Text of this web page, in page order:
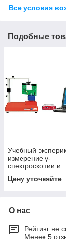
Все условия
Подобные
Учебный
измерение γ-
спектроскопии и
Цену уточняйте
О нас
Рейтинг не
Менее 5